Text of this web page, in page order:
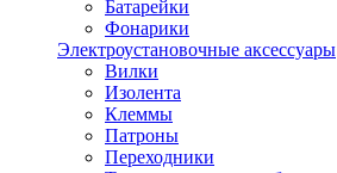
Батарейки
Фонарики
Электроустановочные аксессуары
Вилки
Изолента
Клеммы
Патроны
Переходники